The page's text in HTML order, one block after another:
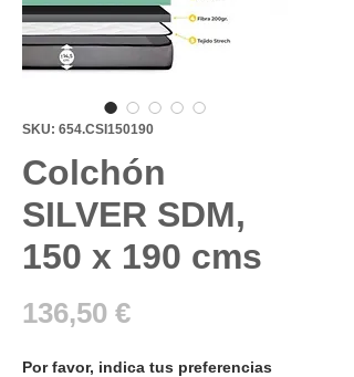
SKU: 654.CSI150190
Colchón
SILVER SDM,
150 x 190 cms
136,50 €Precio
Por favor, indica tus preferencias